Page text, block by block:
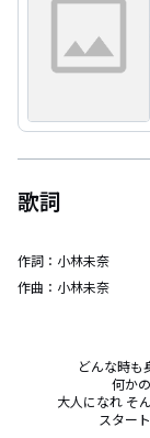
歌詞
作詞： 小林未奈
作曲： 小林未奈
どんな時も
何か
大人になれ そ
スター